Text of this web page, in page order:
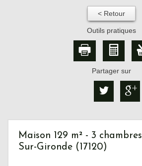
< Retour
Outils pratiques
Partager sur
Maison 129 m² - 3
Sur-Gironde (17120)